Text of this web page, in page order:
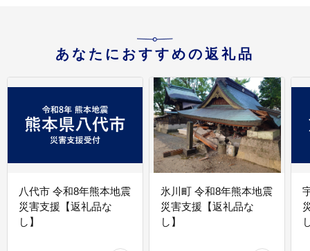
あなたにおすすめの返礼品
八代市 令和8年熊本地震
災害支援【返礼品な
し】
氷川町 令和8年熊本地震
災害支援【返礼品な
し】